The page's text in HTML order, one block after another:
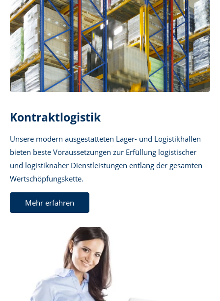
Kontraktlogistik
Unsere modern ausgestatteten Lager- und Logistikhallen
bieten beste Voraussetzungen zur Erfüllung logistischer
und logistiknaher Dienstleistungen entlang der gesamten
Wertschöpfungskette.
Mehr erfahren